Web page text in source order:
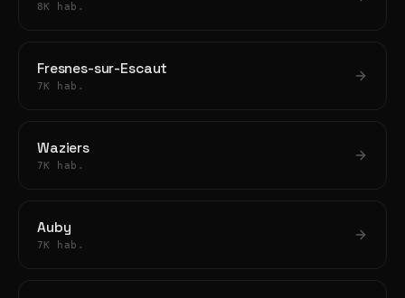
8K hab.
Fresnes-sur-Escaut
7K hab.
Waziers
7K hab.
Auby
7K hab.